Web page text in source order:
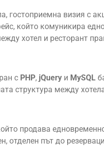
гостоприемна визия с
който комуникира
хотел и ресторант
с PHP, jQuery и MySQL
структура между
продава
отделен път до